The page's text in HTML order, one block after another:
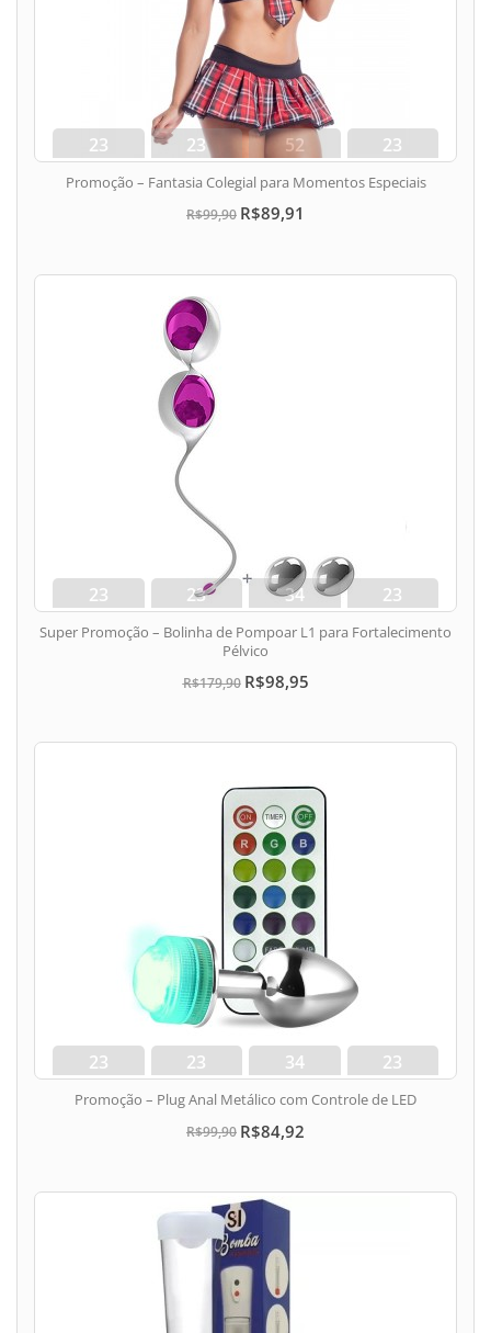
23
dias
23
hora
52
min
23
seg
Promoção – Fantasia Colegial para Momentos Especiais
R$99,90 R$89,91
23
dias
23
hora
34
min
23
seg
Super Promoção – Bolinha de Pompoar L1 para Fortalecimento
Pélvico
R$179,90 R$98,95
23
dias
23
hora
34
min
23
seg
Promoção – Plug Anal Metálico com Controle de LED
R$99,90 R$84,92